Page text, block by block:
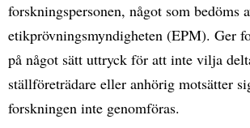
forskningspersonen, något som bedöms
etikprövningsmyndigheten (EPM). Ger
på något sätt uttryck för att inte vilja
ställföreträdare eller anhörig motsätter
forskningen inte genomföras.